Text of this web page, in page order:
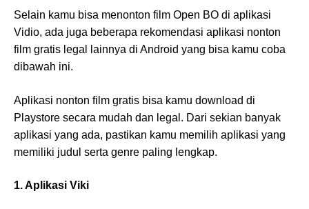
Selain kamu bisa menonton film Open BO di aplikasi
Vidio, ada juga beberapa rekomendasi aplikasi nonton
film gratis legal lainnya di Android yang bisa kamu coba
dibawah ini.
Aplikasi nonton film gratis bisa kamu download di
Playstore secara mudah dan legal. Dari sekian banyak
aplikasi yang ada, pastikan kamu memilih aplikasi yang
memiliki judul serta genre paling lengkap.
1. Aplikasi Viki